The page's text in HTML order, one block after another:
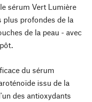
sérum Vert Lumière
plus profondes de la
de la peau - avec
du sérum
issu de la
des antioxydants